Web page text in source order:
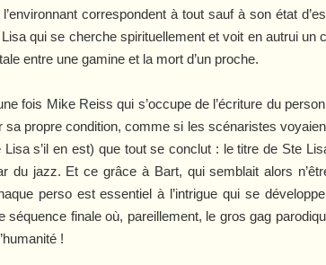
correspondent à tout sauf à son état
qui se cherche spirituellement et voit en autrui un
entre une gamine et la mort d’un proche.
fois Mike Reiss qui s’occupe de l’écriture du
sa propre condition, comme si les scénaristes
Lisa s’il en est) que tout se conclut : le titre de Ste
du jazz. Et ce grâce à Bart, qui semblait alors
perso est essentiel à l’intrigue qui se
séquence finale où, pareillement, le gros gag
!